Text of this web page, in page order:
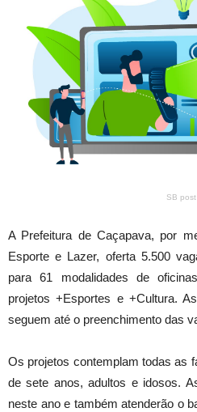
SB post
A Prefeitura de Caçapava, por
Esporte e Lazer, oferta 5.500
para 61 modalidades de
projetos +Esportes e +Cultura.
seguem até o preenchimento das
Os projetos contemplam todas as
de sete anos, adultos e idosos.
neste ano e também atenderão o